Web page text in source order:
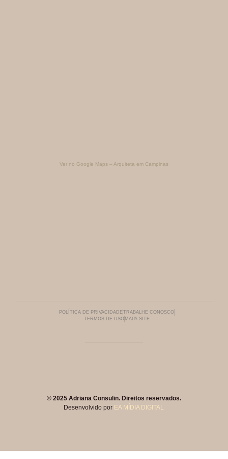
Ver no Google Maps – Arquiteta em Campinas
POLÍTICA DE PRIVACIDADETRABALHE CONOSCO
TERMOS DE USO MAPA SITE
© 2025 Adriana Consulin. Direitos reservados.
Desenvolvido por EA MÍDIA DIGITAL